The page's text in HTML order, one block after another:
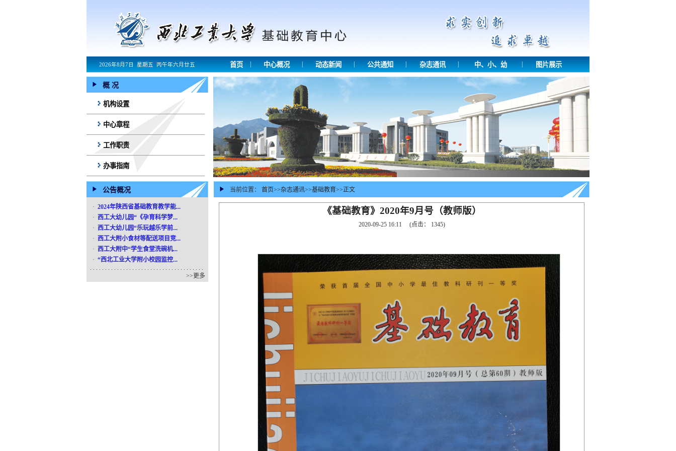
2026年8月7日 星期五 丙午年六月廿五 首页 中心概况 动态新闻 公共通知 杂志通讯 中、小、幼 图片展示
概 况
机构设置
中心章程
工作职责
办事指南
公告概况
· 2024年陕西省基础教育教学能...
· 西工大幼儿园“《孕育科学梦...
· 西工大幼儿园“乐玩越乐学前...
· 西工大附小食材等配送项目竞...
· 西工大附中“学生食堂洗碗机...
· “西北工业大学附小校园监控...
>>更多
当前位置： 首页>>杂志通讯>>基础教育>>正文
《基础教育》2020年9月号（教师版）
2020-09-25 16:11 (点击： 1345)